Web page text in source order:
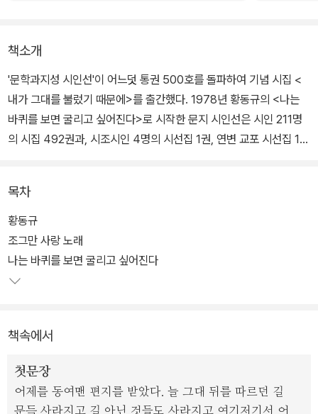
책소개
'문학과지성 시인선'이 어느덧 통권 500호를 돌파하여 기념 시집 <
내가 그대를 불렀기 때문에>를 출간했다. 1978년 황동규의 <나는
바퀴를 보면 굴리고 싶어진다>로 시작한 문지 시인선은 시인 211명
의 시집 492권과, 시조시인 4명의 시선집 1권, 연변 교포 시선집 1
당대의 굵직한 베스트셀러이자 꾸준한 스테디셀러들을 다종 보유하
고 있다. 격동의 역사와 함께 꾸준히 변화해온 문학의 현장 한복판에
서 인간과 삶에 대한 본질적 탐문을 참신한 언어와 상상력으로 묻고
답해온 많은 시인들의 뜨거운 열정이 담긴 문학적 '사건'으로서 문학
500번째 시집이자 시리즈 내 전종을 대상으로 기획된 기념 시집 <내
자들의 꾸준한 사랑을 받으며 세월에 구애됨 없이 그 문학적 의미를
갱신해온 시집 85권을 선정하여, 편집위원을 맡은 문학평론가 오생
목차
황동규
조그만 사랑 노래
나는 바퀴를 보면 굴리고 싶어진다
책속에서
첫문장
어제를 동여맨 편지를 받았다. 늘 그대 뒤를 따르던 길
문득 사라지고 길 아닌 것들도 사라지고 여기저기서 어